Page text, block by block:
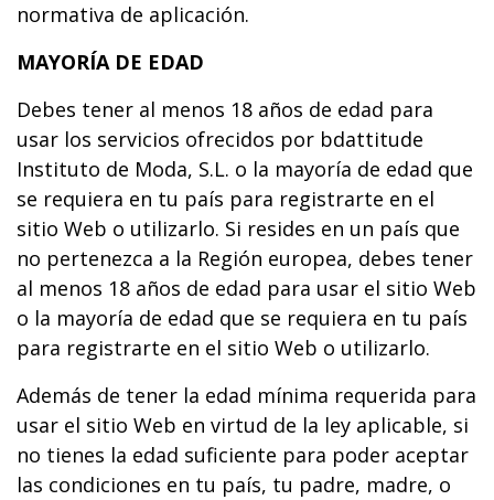
normativa de aplicación.
MAYORÍA DE EDAD
Debes tener al menos 18 años de edad para
usar los servicios ofrecidos por bdattitude
Instituto de Moda, S.L. o la mayoría de edad que
se requiera en tu país para registrarte en el
sitio Web o utilizarlo. Si resides en un país que
no pertenezca a la Región europea, debes tener
al menos 18 años de edad para usar el sitio Web
o la mayoría de edad que se requiera en tu país
para registrarte en el sitio Web o utilizarlo.
Además de tener la edad mínima requerida para
usar el sitio Web en virtud de la ley aplicable, si
no tienes la edad suficiente para poder aceptar
las condiciones en tu país, tu padre, madre, o